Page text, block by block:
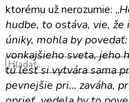
ktorému už nerozumie: „
hudbe, to ostáva, vie,
úniky, mohla by
vonkajšieho sveta, jeho
tú lesť si vytvára sama
pevnejšie pri… zaváha,